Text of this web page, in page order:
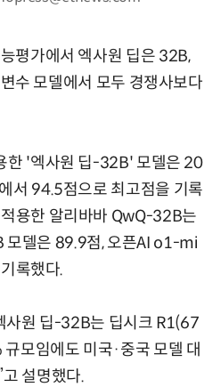
평가에서 엑사원 딥은 32B,
수 모델에서 모두 경쟁사보다
한 '엑사원 딥-32B' 모델은 20
서 94.5점으로 최고점을 기록
용한 알리바바 QwQ-32B는
모델은 89.9점, 오픈AI o1-mi
록했다.
사원 딥-32B는 딥시크 R1(67
모임에도 미국·중국 모델 대
설명했다.